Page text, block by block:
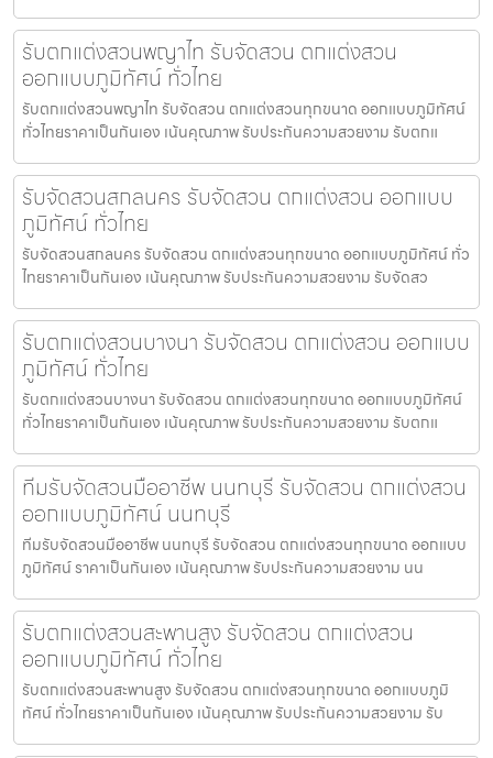
รับตกแต่งสวนพญาไท รับจัดสวน ตกแต่งสวน
ออกแบบภูมิทัศน์ ทั่วไทย
รับตกแต่งสวนพญาไท รับจัดสวน ตกแต่งสวนทุกขนาด ออกแบบภูมิทัศน์
ทั่วไทยราคาเป็นกันเอง เน้นคุณภาพ รับประกันความสวยงาม รับตกแ
รับจัดสวนสกลนคร รับจัดสวน ตกแต่งสวน ออกแบบ
ภูมิทัศน์ ทั่วไทย
รับจัดสวนสกลนคร รับจัดสวน ตกแต่งสวนทุกขนาด ออกแบบภูมิทัศน์ ทั่ว
ไทยราคาเป็นกันเอง เน้นคุณภาพ รับประกันความสวยงาม รับจัดสว
รับตกแต่งสวนบางนา รับจัดสวน ตกแต่งสวน ออกแบบ
ภูมิทัศน์ ทั่วไทย
รับตกแต่งสวนบางนา รับจัดสวน ตกแต่งสวนทุกขนาด ออกแบบภูมิทัศน์
ทั่วไทยราคาเป็นกันเอง เน้นคุณภาพ รับประกันความสวยงาม รับตกแ
ทีมรับจัดสวนมืออาชีพ นนทบุรี รับจัดสวน ตกแต่งสวน
ออกแบบภูมิทัศน์ นนทบุรี
ทีมรับจัดสวนมืออาชีพ นนทบุรี รับจัดสวน ตกแต่งสวนทุกขนาด ออกแบบ
ภูมิทัศน์ ราคาเป็นกันเอง เน้นคุณภาพ รับประกันความสวยงาม นน
รับตกแต่งสวนสะพานสูง รับจัดสวน ตกแต่งสวน
ออกแบบภูมิทัศน์ ทั่วไทย
รับตกแต่งสวนสะพานสูง รับจัดสวน ตกแต่งสวนทุกขนาด ออกแบบภูมิ
ทัศน์ ทั่วไทยราคาเป็นกันเอง เน้นคุณภาพ รับประกันความสวยงาม รับ